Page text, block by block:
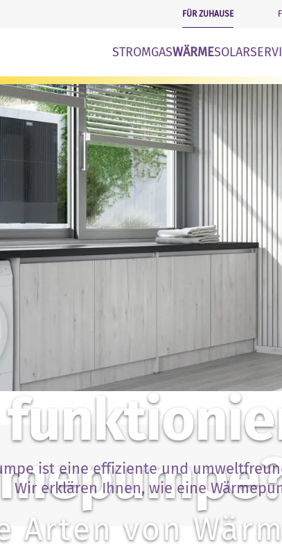
FÜR ZUHAUSE
STROMGASWÄRMESOLAR
Arten von
ist eine effiziente und
Wir erklären Ihnen, wie eine